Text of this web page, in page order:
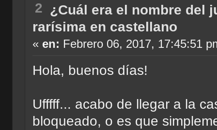
2 ¿Cuál era el nombre del
rarísima en castellano
« en: Febrero 06, 2017, 17:45:51
Hola, buenos días!
Ufffff... acabo de llegar a la
bloqueado, o es que